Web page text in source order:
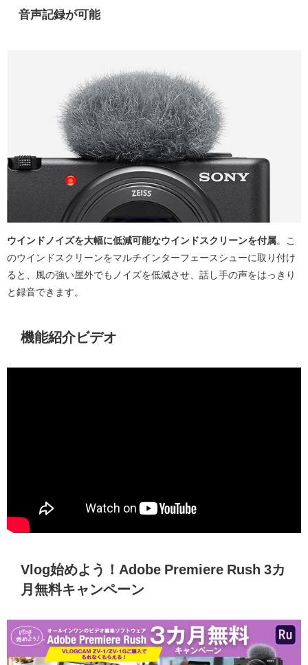
音声記録が可能
ウインドノイズを大幅に低減可能なウインドスクリーンを付属 。こ
のウインドスクリーンをマルチインターフェースシューに取り付け
ると、風の強い屋外でもノイズを低減させ、話し手の声をはっきり
と録音できます。
機能紹介ビデオ
Vlog始めよう！Adobe Premiere Rush 3カ
月無料キャンペーン